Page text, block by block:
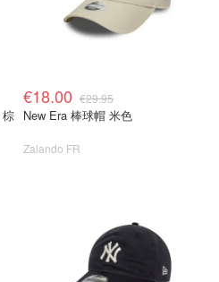
€18.00 €29.95
New Era 棒球帽 米色
Zalando FR